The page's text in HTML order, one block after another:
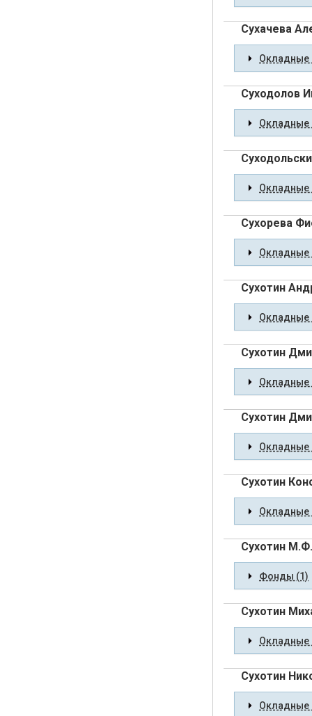
Сухачева
Окладные
Суходолов
Окладные
Окладные
Сухорева
Окладные
Сухотин
Окладные
Сухотин
Окладные
Сухотин
Окладные
Сухотин
Окладные
Сухотин М.Ф.
Фонды (1)
Сухотин
Окладные
Сухотин
Окладные